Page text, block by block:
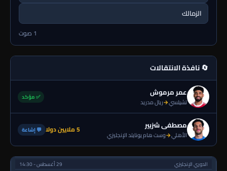
الزمالك
1 صوت
🔄 نافذة الانتقالات
عمر مرموش
تشيلسي→ريال مدريد
✅ مؤكد
مصطفى شزبير
الأهلي→وست هام يونايتد الإنجليزي 5 ملايين دولا 💬 إشاعة
الدوري الإنجليزي 29 أغسطس - 14:30